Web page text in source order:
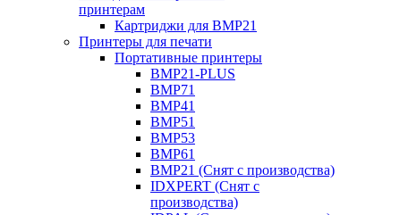
принтерам
Картриджи для BMP21
Принтеры для печати
Портативные принтеры
BMP21-PLUS
BMP71
BMP41
BMP51
BMP53
BMP61
BMP21 (Снят с производства)
IDXPERT (Снят с
производства)